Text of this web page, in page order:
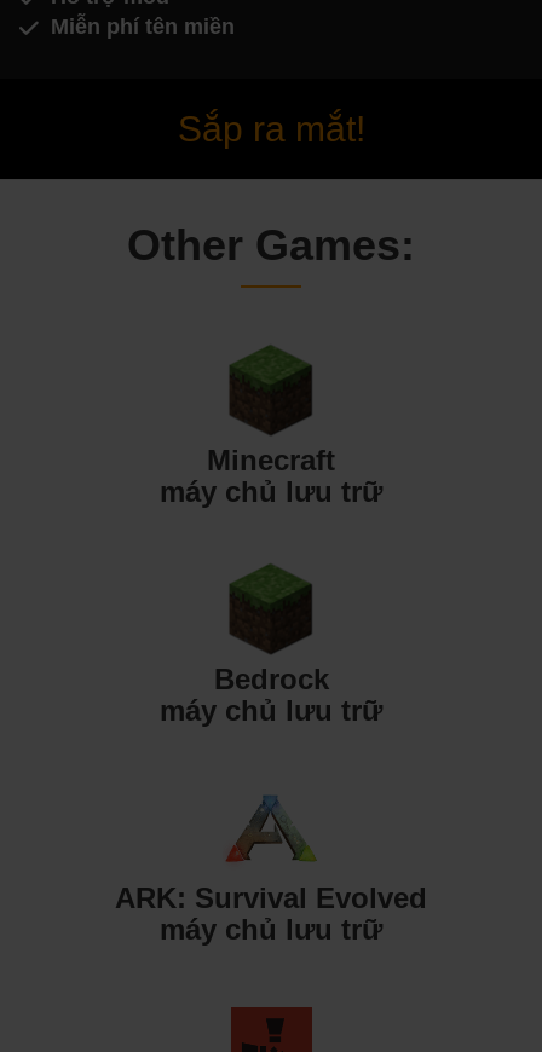
Miễn phí tên miền
Sắp ra mắt!
Other Games:
Minecraft
máy chủ lưu trữ
Bedrock
máy chủ lưu trữ
ARK: Survival Evolved
máy chủ lưu trữ